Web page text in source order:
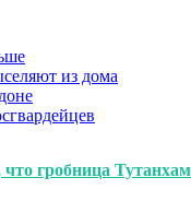
из дома
что гробница